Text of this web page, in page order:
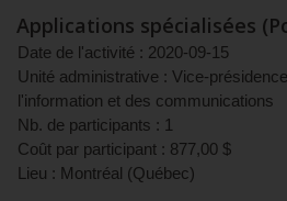
Applications spécialisées
Date de l'activité : 2020-09-15
Unité administrative : Vice-
l'information et des communications
Nb. de participants : 1
Coût par participant : 877,00 $
Lieu : Montréal (Québec)